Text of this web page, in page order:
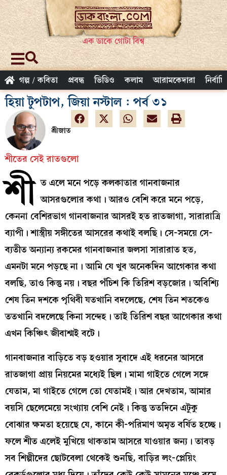
এক ডাকে গোটা বিশ্ব
গল্প / কবিতা প্রবন্ধ ভিডিও কলাম আরামকেদারা
হিয়া টুপটাপ, জিয়া নস্টাল : পর্ব ৩১
শ্রীজাত
শীতের সেই রাতগুলো
শী ত এলে মনে পড়ে কলকাতার গানবাজনার
আসরগুলোর কথা। আরও বেশি করে মনে পড়ে,
কেননা বেশিরভাগ গানবাজনার আসরই হত রাতজাগা, সারারাত্রি
ব্যাপী। শাস্ত্রীয় সঙ্গীতের আসরের কথাই বলছি। সে-সময়ে সে-
ব্যতীত অন্যান্য রকমের গানবাজনার জলসা সারারাত হত,
এমনটা মনে পড়ছে না। আমি যে খুব অনেকদিন আগেকার কথা
বলছি, তাও কিন্তু নয়। বছর পঁচিশ কি তিরিশ বড়জোর। অবিশ্যি
শেষ তিন দশকে পৃথিবী যতখানি বদলেছে, শেষ তিন শতকেও
ততখানি বদলেছে কিনা সন্দেহ। তাই তিরিশ বছর আগেকার কথা
এখন কিঞ্চিৎ জীবাশ্মই বটে।
গানবাজনার বাড়িতে বড় হওয়ার সুবাদে এই ধরনের আসরে
রাতজাগা প্রায় নিয়মের মধ্যেই ছিল। মামা গাইতে গেলে সঙ্গে
যেতাম, মা গাইতে গেলে তো যেতামই। আর দেখতাম, আমার
বয়সি ছেলেমেয়ে সংখ্যায় বেশি নেই। কিন্তু ততদিনে এটুকু
বোঝার ক্ষমতা হয়েছে যে, কানে কী-পরিমাণ অমৃত বর্ষিত হচ্ছে।
ফলে শীত এলেই মুখিয়ে থাকতাম আসরে যাওয়ার জন্য। তাবড়
সব শিল্পীদের ছোটবেলা থেকেই শুনছি, বাড়ির লং-প্লেয়িং